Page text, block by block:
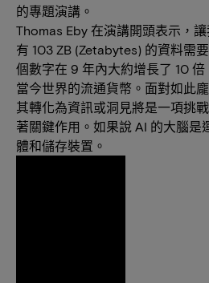
的專題演講。
Thomas Eby 在演講開頭表示，
有 103 ZB (Zetabytes) 的資料需
個數字在 9 年內大約增長了 10
當今世界的流通貨幣。面對如此
其轉化為資訊或洞見將是一項挑
著關鍵作用。如果說 AI 的大腦是
體和儲存裝置。